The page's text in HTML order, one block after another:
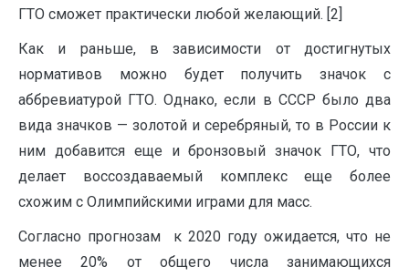
ГТО сможет практически любой желающий. [2]
Как и раньше, в зависимости от достигнутых
нормативов можно будет получить значок с
аббревиатурой ГТО. Однако, если в СССР было два
вида значков — золотой и серебряный, то в России к
ним добавится еще и бронзовый значок ГТО, что
делает воссоздаваемый комплекс еще более
схожим с Олимпийскими играми для масс.
Согласно прогнозам к 2020 году ожидается, что не
менее 20% от общего числа занимающихся